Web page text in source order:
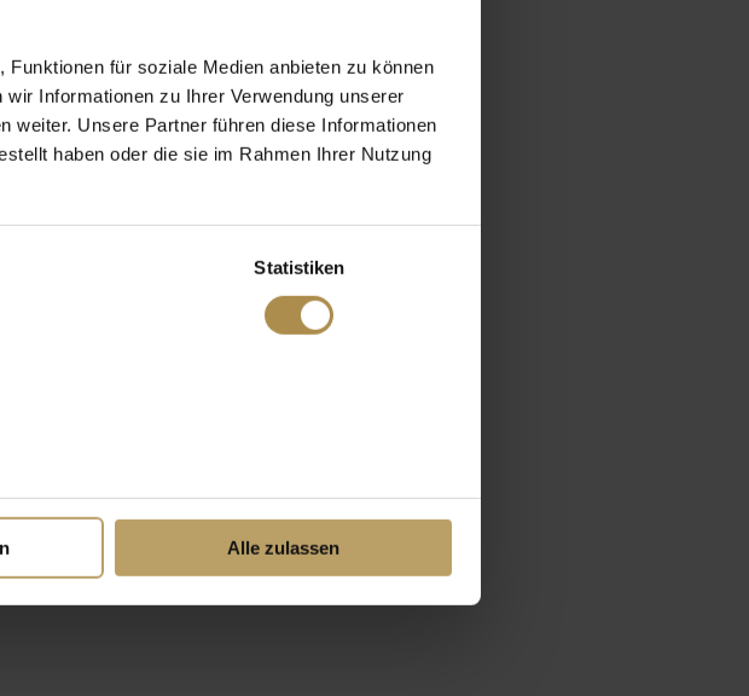
für soziale Medien anbieten zu können
Informationen zu Ihrer Verwendung unserer
weiter. Unsere Partner führen diese Informationen
haben oder die sie im Rahmen Ihrer Nutzung
Statistiken
Alle zulassen